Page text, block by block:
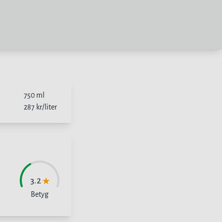
750 ml
287 kr/liter
3.2
Betyg